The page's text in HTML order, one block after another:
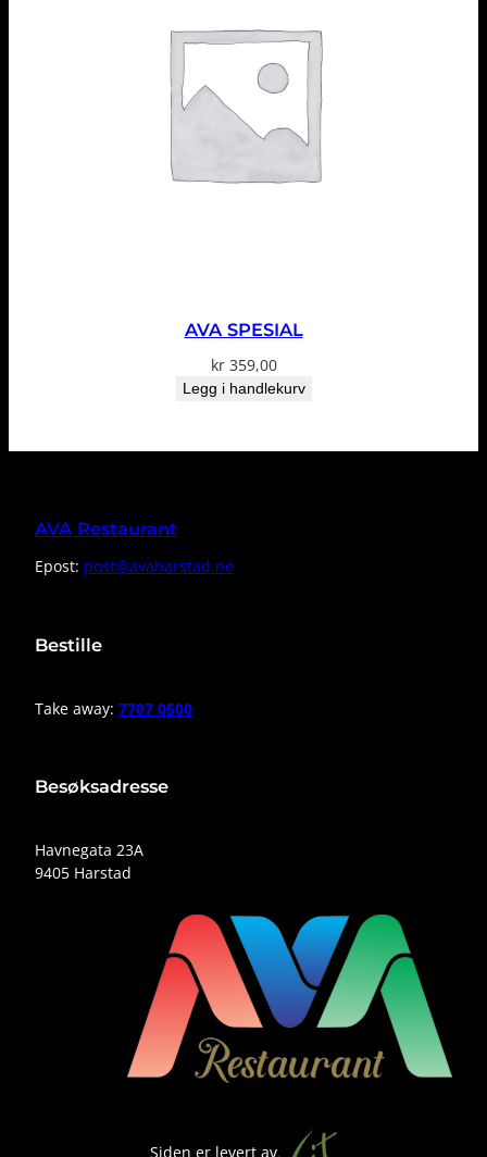
AVA SPESIAL
kr359,00
Legg i handlekurv
AVA Restaurant
Epost: post@avaharstad.no
Bestille
Take away: 7707 0500
Besøksadresse
Havnegata 23A
9405 Harstad
Siden er levert av